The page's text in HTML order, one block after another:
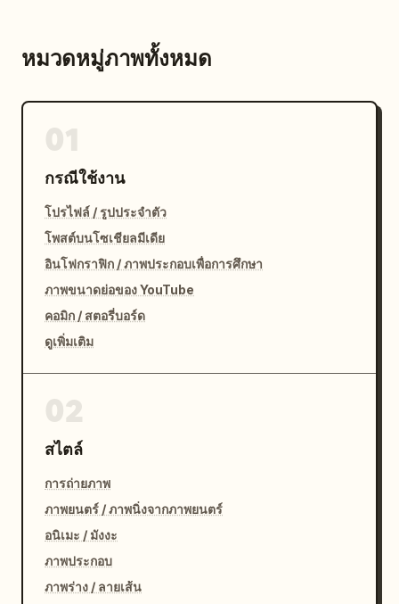
หมวดหมู่ภาพทั้งหมด
กรณีใช้งาน
โปรไฟล์ / รูปประจำตัว
โพสต์บนโซเชียลมีเดีย
อินโฟกราฟิก / ภาพประกอบเพื่อการศึกษา
ภาพขนาดย่อของ YouTube
คอมิก / สตอรี่บอร์ด
ดูเพิ่มเติม
สไตล์
การถ่ายภาพ
ภาพยนตร์ / ภาพนิ่งจากภาพยนตร์
อนิเมะ / มังงะ
ภาพประกอบ
ภาพร่าง / ลายเส้น